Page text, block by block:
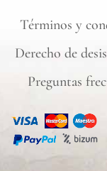
Términos y
Derecho de
Preguntas